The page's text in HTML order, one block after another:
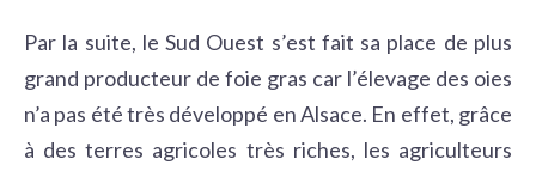
Par la suite, le Sud Ouest s’est fait sa place de plus
grand producteur de foie gras car l’élevage des oies
n’a pas été très développé en Alsace. En effet, grâce
à des terres agricoles très riches, les agriculteurs